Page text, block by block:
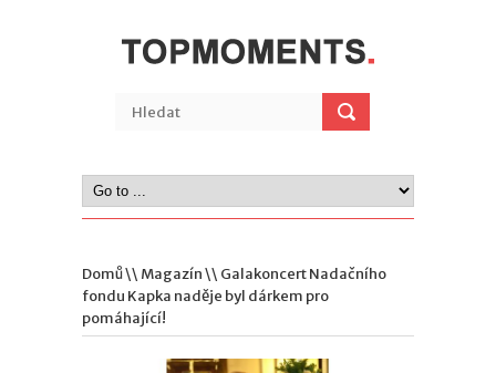
Domů\\ Magazín\\ Galakoncert Nadačního
fondu Kapka naděje byl dárkem pro
pomáhající!